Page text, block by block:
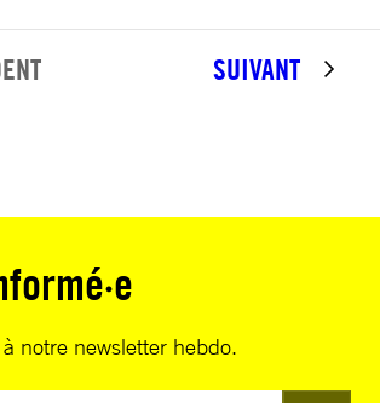
SUIVANT
notre newsletter hebdo.